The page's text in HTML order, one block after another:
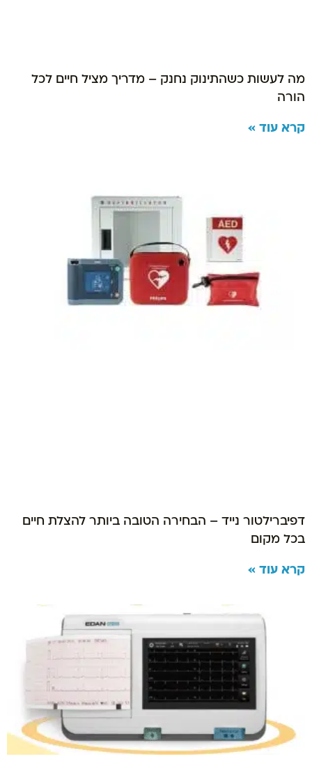
מה לעשות כשהתינוק נחנק – מדריך מציל חיים לכל
הורה
קרא עוד »
דפיברילטור נייד – הבחירה הטובה ביותר להצלת חיים
בכל מקום
קרא עוד »